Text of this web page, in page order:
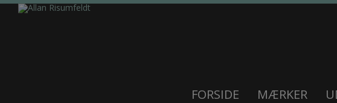
FORSIDE MÆRKER